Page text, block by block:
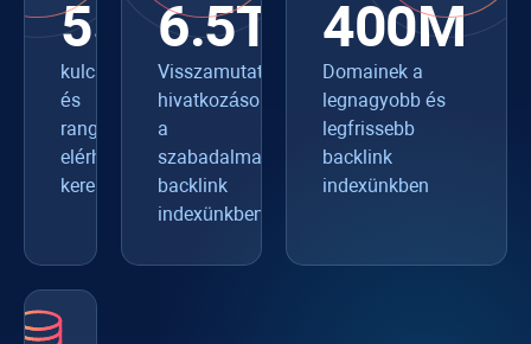
550+
kulcsszókutatáshoz
és
rangkövetéshez
elérhető
keresőmotorok
6.5T
Visszamutató
hivatkozások
a
szabadalmaztatott
backlink
indexünkben
400M
Domainek a
legnagyobb és
legfrissebb
backlink
indexünkben